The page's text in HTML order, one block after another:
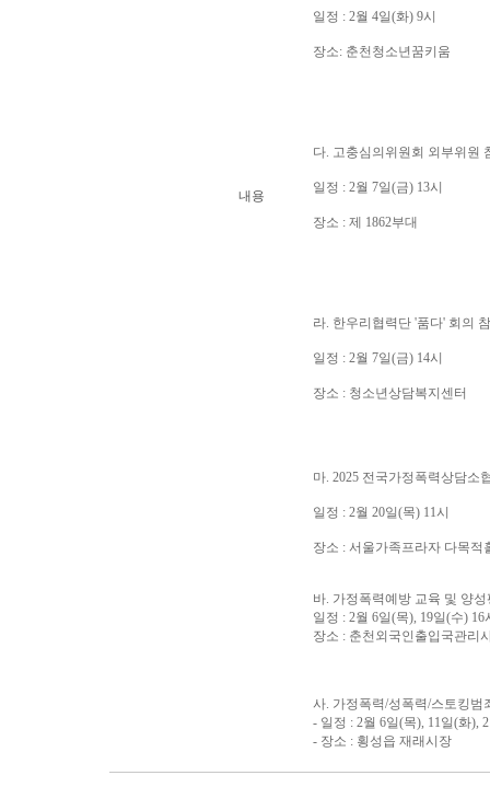
내용
일정 : 2월 4일(화) 9시
장소: 춘천청소년꿈키움
다. 고충심의위원회 외부위원
일정 : 2월 7일(금) 13시
장소 : 제 1862부대
라. 한우리협력단 '품다' 회의
일정 : 2월 7일(금) 14시
장소 : 청소년상담복지센터
마. 2025 전국가정폭력상담소
일정 : 2월 20일(목) 11시
장소 : 서울가족프라자 다목적
바. 가정폭력예방 교육 및 양
일정 : 2월 6일(목), 19일(수) 16
장소 : 춘천외국인출입국관리
사. 가정폭력/성폭력/스토킹
- 일정 : 2월 6일(목), 11일(화),
- 장소 : 횡성읍 재래시장